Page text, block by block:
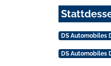
DS Automobiles
DS Automobiles